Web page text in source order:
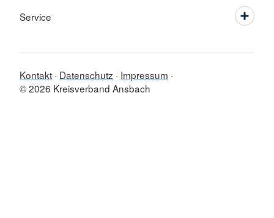
Service
Kontakt Datenschutz
Impressum
© 2026 Kreisverband Ansbach